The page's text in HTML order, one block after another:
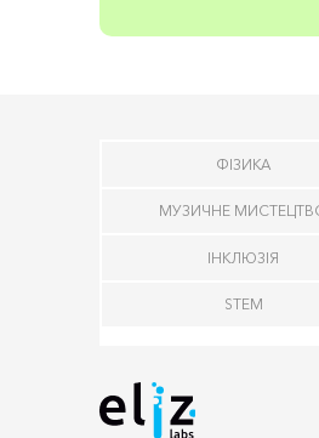
ФІЗИКА
МУЗИЧНЕ
ІНКЛЮЗІЯ
STEM